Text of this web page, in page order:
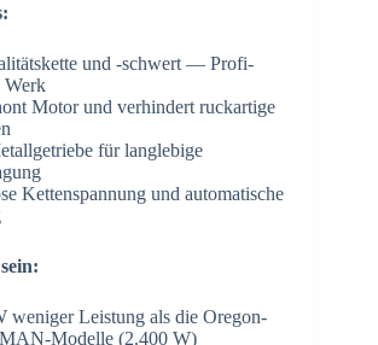
und -schwert — Profi-
Werk
Motor und verhindert ruckartige
für langlebige
Kettenspannung und automatische
weniger Leistung als die Oregon-
Modelle (2.400 W)